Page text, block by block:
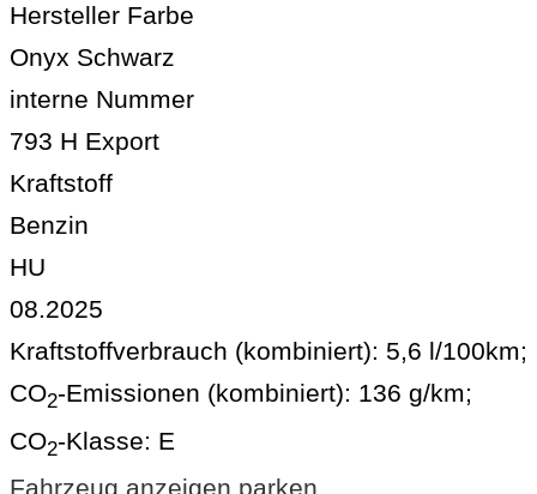
Hersteller Farbe
Onyx Schwarz
interne Nummer
793 H Export
Kraftstoff
Benzin
HU
08.2025
Kraftstoffverbrauch (kombiniert): 5,6 l/100km;
CO2-Emissionen (kombiniert): 136 g/km;
CO2-Klasse: E
Fahrzeug anzeigen parken